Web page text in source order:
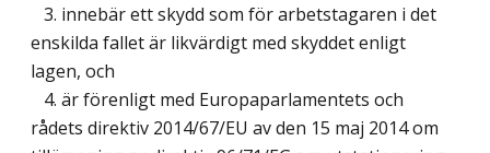
3. innebär ett skydd som för arbetstagaren i det
enskilda fallet är likvärdigt med skyddet enligt
lagen, och
4. är förenligt med Europaparlamentets och
rådets direktiv 2014/67/EU av den 15 maj 2014 om